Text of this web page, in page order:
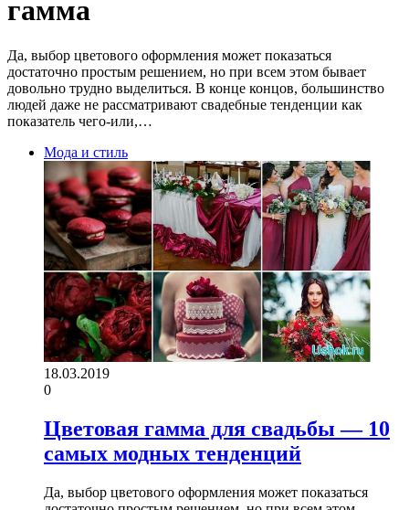
гамма
Да, выбор цветового оформления может показаться
достаточно простым решением, но при всем этом бывает
довольно трудно выделиться. В конце концов, большинство
людей даже не рассматривают свадебные тенденции как
показатель чего-или,…
Мода и стиль
18.03.2019
0
Цветовая гамма для свадьбы — 10
самых модных тенденций
Да, выбор цветового оформления может показаться